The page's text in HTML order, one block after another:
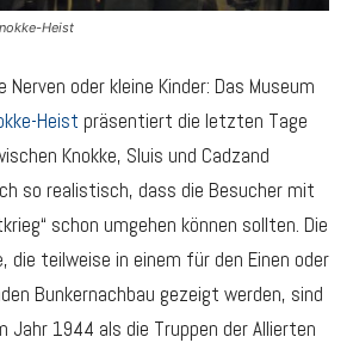
Heist
oder kleine Kinder: Das Museum
Heist präsentiert die letzten Tage
Knokke, Sluis und Cadzand
so realistisch, dass die Besucher mit
schon umgehen können sollten. Die
die teilweise in einem für den Einen oder
Bunkernachbau gezeigt werden, sind
Jahr 1944 als die Truppen der Allierten